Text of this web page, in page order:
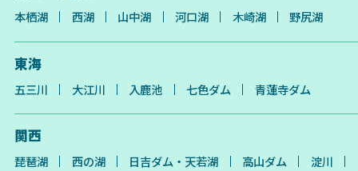
本栖湖 西湖 山中湖 河口湖 木崎湖 野尻湖
東海
五三川 大江川 入鹿池 七色ダム 青蓮寺ダム
関西
琵琶湖 西の湖 日吉ダム・天若湖 高山ダム
淀川